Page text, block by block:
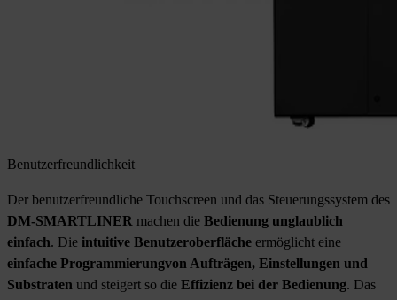
Benutzerfreundlichkeit
Der benutzerfreundliche Touchscreen und das Steuerungssystem des
DM-SMARTLINER machen die Bedienung unglaublich
einfach. Die intuitive Benutzeroberfläche ermöglicht eine
einfache Programmierungvon Aufträgen, Einstellungen und
Substraten und steigert so die Effizienz bei der Bedienung. Das